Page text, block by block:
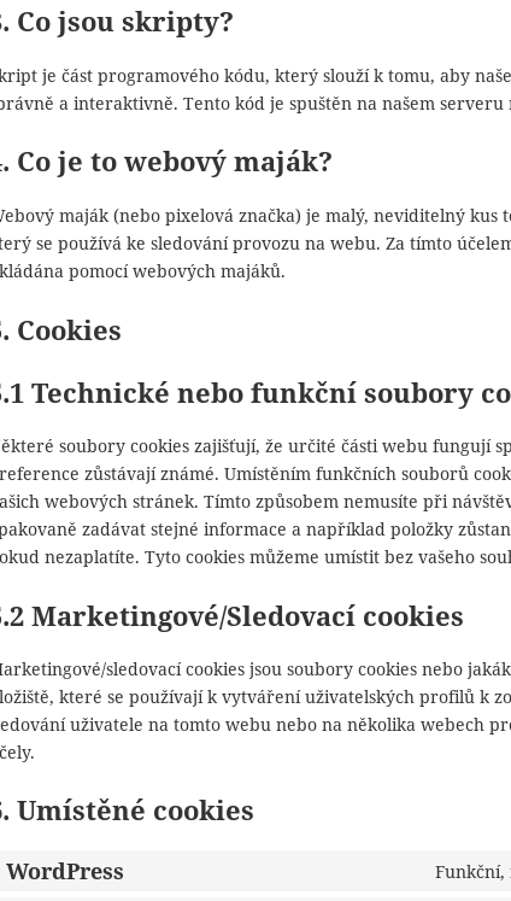
Co jsou skripty?
je část programového kódu, který slouží k tomu, aby
a interaktivně. Tento kód je spuštěn na našem serveru
Co je to webový maják?
maják (nebo pixelová značka) je malý, neviditelný kus
se používá ke sledování provozu na webu. Za tímto
pomocí webových majáků.
Cookies
Technické nebo funkční soubory
soubory cookies zajišťují, že určité části webu fungují
zůstávají známé. Umístěním funkčních souborů
webových stránek. Tímto způsobem nemusíte při
zadávat stejné informace a například položky
nezaplatíte. Tyto cookies můžeme umístit bez vašeho
Marketingové/Sledovací cookies
sledovací cookies jsou soubory cookies nebo
které se používají k vytváření uživatelských profilů k
uživatele na tomto webu nebo na několika webech
Umístěné cookies
WordPress Funkční,